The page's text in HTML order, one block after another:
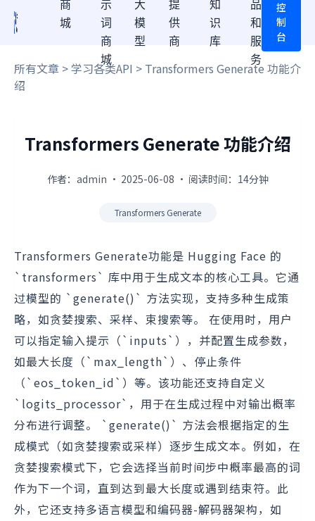
商
城
示
词
商
城
大
模
型
提
供
商
知
识
库
品
和
服
务
控
制
台
所有文章 >学习各类API > Transformers Generate 功能介
绍
Transformers Generate 功能介绍
作者：admin · 2025-06-08 · 阅读时间：14分钟
Transformers Generate
Transformers Generate功能是 Hugging Face 的
`transformers` 库中用于生成文本的核心工具。它通
过模型的 `generate()` 方法实现，支持多种生成策
略，如贪婪搜索、采样、束搜索等。 在使用时，用户
可以指定输入提示（`inputs`），并配置生成参数，
如最大长度（`max_length`）、停止条件
（`eos_token_id`）等。该功能还支持自定义
`logits_processor`，用于在生成过程中对输出概率
分布进行调整。 `generate()` 方法会根据指定的生
成模式（如贪婪搜索或采样）逐步生成文本。例如，在
贪婪搜索模式下，它会选择当前时间步中概率最高的词
作为下一个词，直到达到最大长度或遇到结束符。此
外，它还支持多语言模型和编码器-解码器架构，如